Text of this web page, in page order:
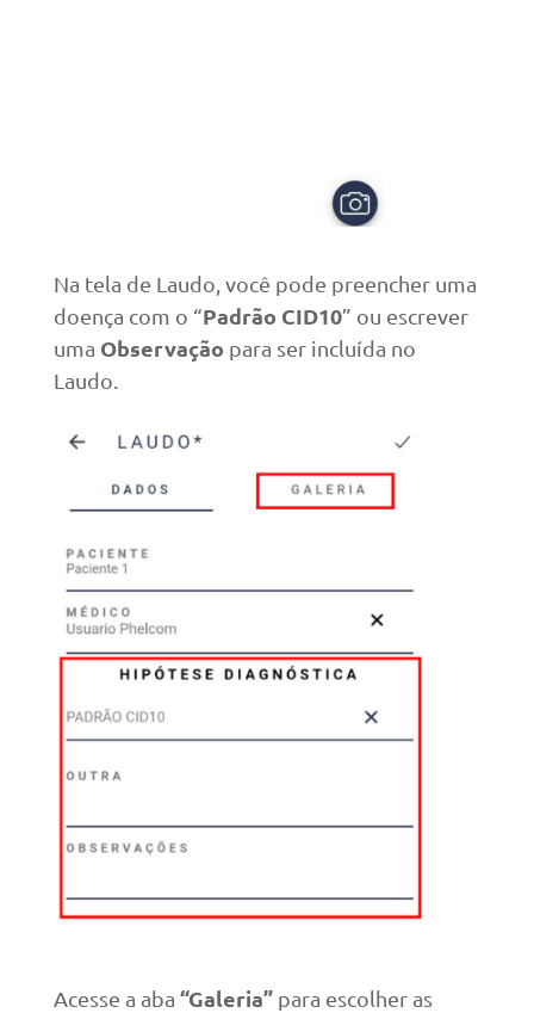
Na tela de Laudo, você pode preencher uma
doença com o “Padrão CID10” ou escrever
uma Observação para ser incluída no
Laudo.
Acesse a aba “Galeria”para escolher as